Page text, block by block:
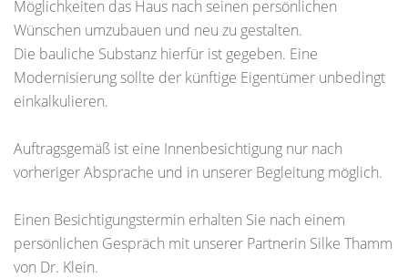
Möglichkeiten das Haus nach seinen persönlichen
Wünschen umzubauen und neu zu gestalten.
Die bauliche Substanz hierfür ist gegeben. Eine
Modernisierung sollte der künftige Eigentümer unbedingt
einkalkulieren.
Auftragsgemäß ist eine Innenbesichtigung nur nach
vorheriger Absprache und in unserer Begleitung möglich.
Einen Besichtigungstermin erhalten Sie nach einem
persönlichen Gespräch mit unserer Partnerin Silke Thamm
von Dr. Klein.